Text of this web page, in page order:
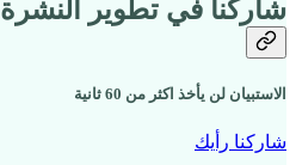
شاركنا في تطوير النشرة
الاستبيان لن يأخذ اكثر من 60 ثانية
شاركنا رأيك